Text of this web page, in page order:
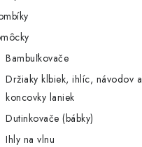
Bambuľkovače
Držiaky klbiek, ihlíc, návodov a
koncovky laniek
Dutinkovače (bábky)
Ihly na vlnu